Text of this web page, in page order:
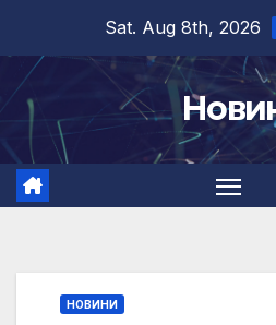
content
Sat. Aug 8th, 2026
НОВИНИ